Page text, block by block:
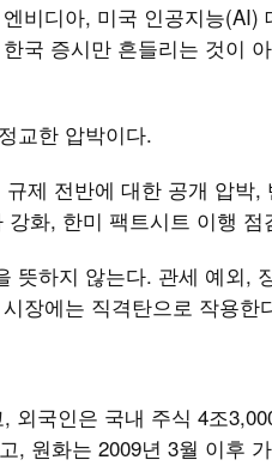
비디아, 미국 인공지능
국 증시만 흔들리는 것이
교한 압박이다.
제 전반에 대한 공개 압박,
화, 한미 팩트시트 이행 점
뜻하지 않는다. 관세 예외,
장에는 직격탄으로 작용한
외국인은 국내 주식 4조
, 원화는 2009년 3월 이후